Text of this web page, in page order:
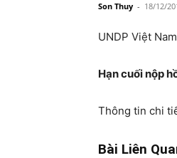
Son Thuy - 18/12/
UNDP Việt
Hạn cuối nộp
Thông tin chi
Bài Liên